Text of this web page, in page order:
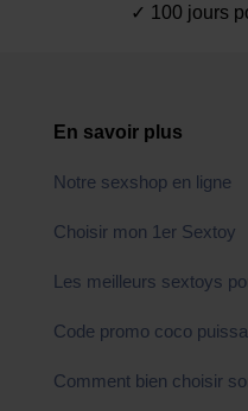
✓ 100 jours
En savoir plus
Notre sexshop en ligne
Choisir mon 1er Sextoy
Les meilleurs sextoys
Code promo coco
Comment bien choisir